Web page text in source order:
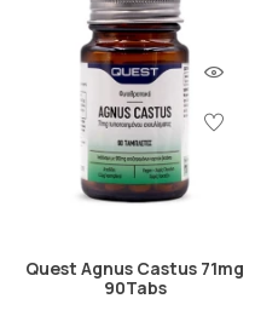
Quest Agnus Castus 71mg
90Tabs